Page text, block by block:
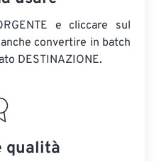
e cliccare sul
convertire in batch
DESTINAZIONE.
qualità